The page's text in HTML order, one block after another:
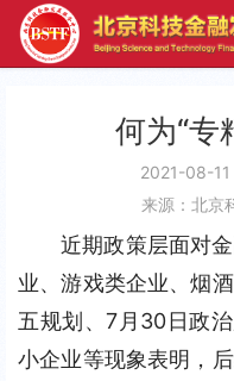
何为“专
2021-08-
来源：北京
近期政策层面对
业、游戏类企业、烟
五规划、7月30日政
小企业等现象表明，